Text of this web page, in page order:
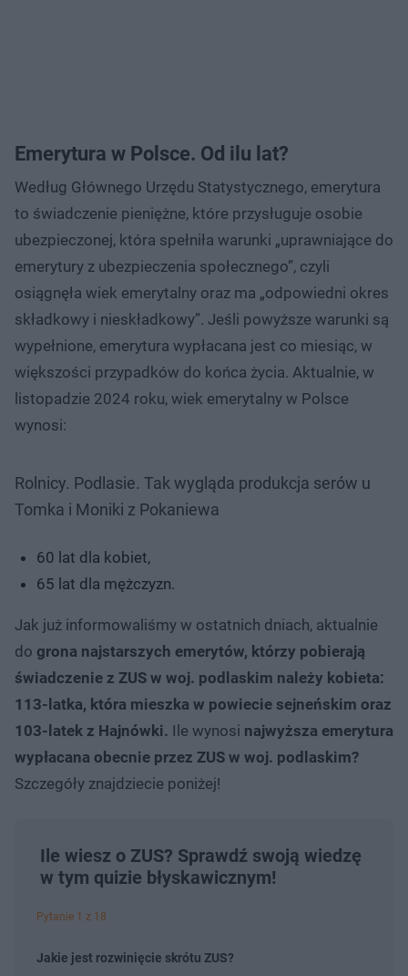
Emerytura w Polsce. Od ilu lat?
Według Głównego Urzędu Statystycznego, emerytura
to świadczenie pieniężne, które przysługuje osobie
ubezpieczonej, która spełniła warunki „uprawniające do
emerytury z ubezpieczenia społecznego”, czyli
osiągnęła wiek emerytalny oraz ma „odpowiedni okres
składkowy i nieskładkowy”. Jeśli powyższe warunki są
wypełnione, emerytura wypłacana jest co miesiąc, w
większości przypadków do końca życia. Aktualnie, w
listopadzie 2024 roku, wiek emerytalny w Polsce
wynosi:
Rolnicy. Podlasie. Tak wygląda produkcja serów u
Tomka i Moniki z Pokaniewa
60 lat dla kobiet,
65 lat dla mężczyzn.
Jak już informowaliśmy w ostatnich dniach, aktualnie
do grona najstarszych emerytów, którzy pobierają
świadczenie z ZUS w woj. podlaskim należy kobieta:
113-latka, która mieszka w powiecie sejneńskim oraz
103-latek z Hajnówki. Ile wynosi najwyższa emerytura
wypłacana obecnie przez ZUS w woj. podlaskim?
Szczegóły znajdziecie poniżej!
Ile wiesz o ZUS? Sprawdź swoją wiedzę
w tym quizie błyskawicznym!
Pytanie 1 z 18
Jakie jest rozwinięcie skrótu ZUS?